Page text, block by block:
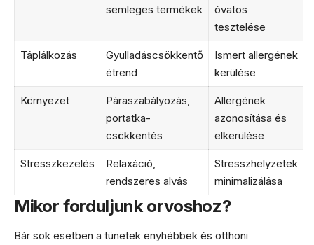
semleges termékek
óvatos
tesztelése
Táplálkozás
Gyulladáscsökkentő
étrend
Ismert allergének
kerülése
Környezet
Páraszabályozás,
portatka-
csökkentés
Allergének
azonosítása és
elkerülése
Stresszkezelés
Relaxáció,
rendszeres alvás
Stresszhelyzetek
minimalizálása
Mikor forduljunk orvoshoz?
Bár sok esetben a tünetek enyhébbek és otthoni